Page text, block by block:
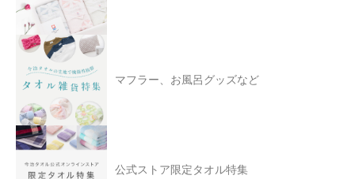
マフラー、お風呂グッズなど
公式ストア限定タオル特集